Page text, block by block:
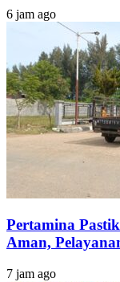
6 jam ago
Pertamina
Aman,
7 jam ago